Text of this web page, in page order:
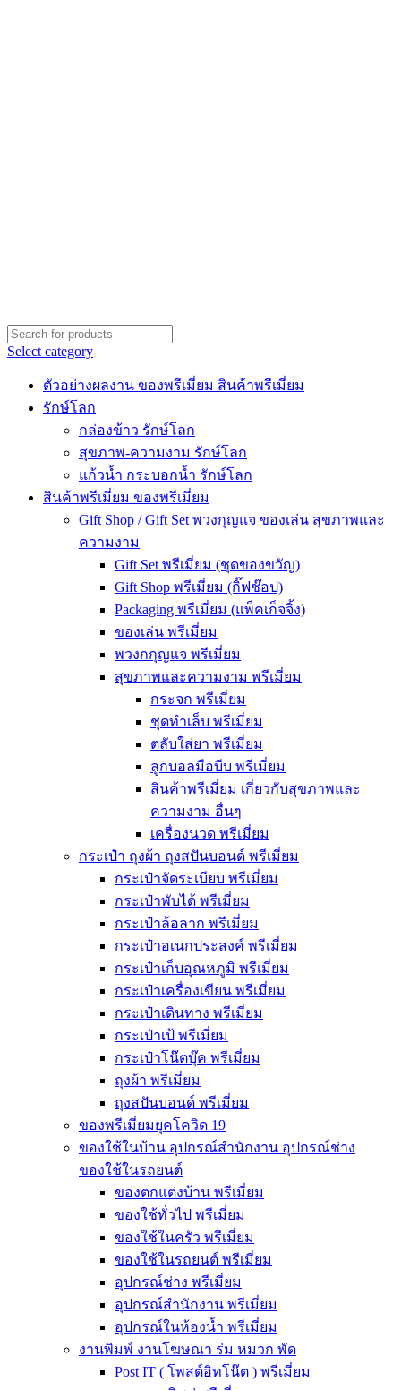
Select category
ตัวอย่างผลงาน ของพรีเมี่ยม สินค้าพรีเมี่ยม
รักษ์โลก
กล่องข้าว รักษ์โลก
สุขภาพ-ความงาม รักษ์โลก
แก้วน้ำ กระบอกน้ำ รักษ์โลก
สินค้าพรีเมี่ยม ของพรีเมี่ยม
Gift Shop / Gift Set พวงกุญแจ ของเล่น สุขภาพและ
ความงาม
Gift Set พรีเมี่ยม (ชุดของขวัญ)
Gift Shop พรีเมี่ยม (กิ๊ฟช๊อป)
Packaging พรีเมี่ยม (แพ็คเก็จจิ้ง)
ของเล่น พรีเมี่ยม
พวงกกุญแจ พรีเมี่ยม
สุขภาพและความงาม พรีเมี่ยม
กระจก พรีเมี่ยม
ชุดทำเล็บ พรีเมี่ยม
ตลับใส่ยา พรีเมี่ยม
ลูกบอลมือบีบ พรีเมี่ยม
สินค้าพรีเมี่ยม เกี่ยวกับสุขภาพและ
ความงาม อื่นๆ
เครื่องนวด พรีเมี่ยม
กระเป๋า ถุงผ้า ถุงสปันบอนด์ พรีเมี่ยม
กระเป๋าจัดระเบียบ พรีเมี่ยม
กระเป๋าพับได้ พรีเมี่ยม
กระเป๋าล้อลาก พรีเมี่ยม
กระเป๋าอเนกประสงค์ พรีเมี่ยม
กระเป๋าเก็บอุณหภูมิ พรีเมี่ยม
กระเป๋าเครื่องเขียน พรีเมี่ยม
กระเป๋าเดินทาง พรีเมี่ยม
กระเป๋าเป้ พรีเมี่ยม
กระเป๋าโน๊ตบุ๊ค พรีเมี่ยม
ถุงผ้า พรีเมี่ยม
ถุงสปันบอนด์ พรีเมี่ยม
ของพรีเมี่ยมยุคโควิด 19
ของใช้ในบ้าน อุปกรณ์สำนักงาน อุปกรณ์ช่าง
ของใช้ในรถยนต์
ของตกแต่งบ้าน พรีเมี่ยม
ของใช้ทั่วไป พรีเมี่ยม
ของใช้ในครัว พรีเมี่ยม
ของใช้ในรถยนต์ พรีเมี่ยม
อุปกรณ์ช่าง พรีเมี่ยม
อุปกรณ์สำนักงาน พรีเมี่ยม
อุปกรณ์ในห้องน้ำ พรีเมี่ยม
งานพิมพ์ งานโฆษณา ร่ม หมวก พัด
Post IT ( โพสต์อิทโน๊ต ) พรีเมี่ยม